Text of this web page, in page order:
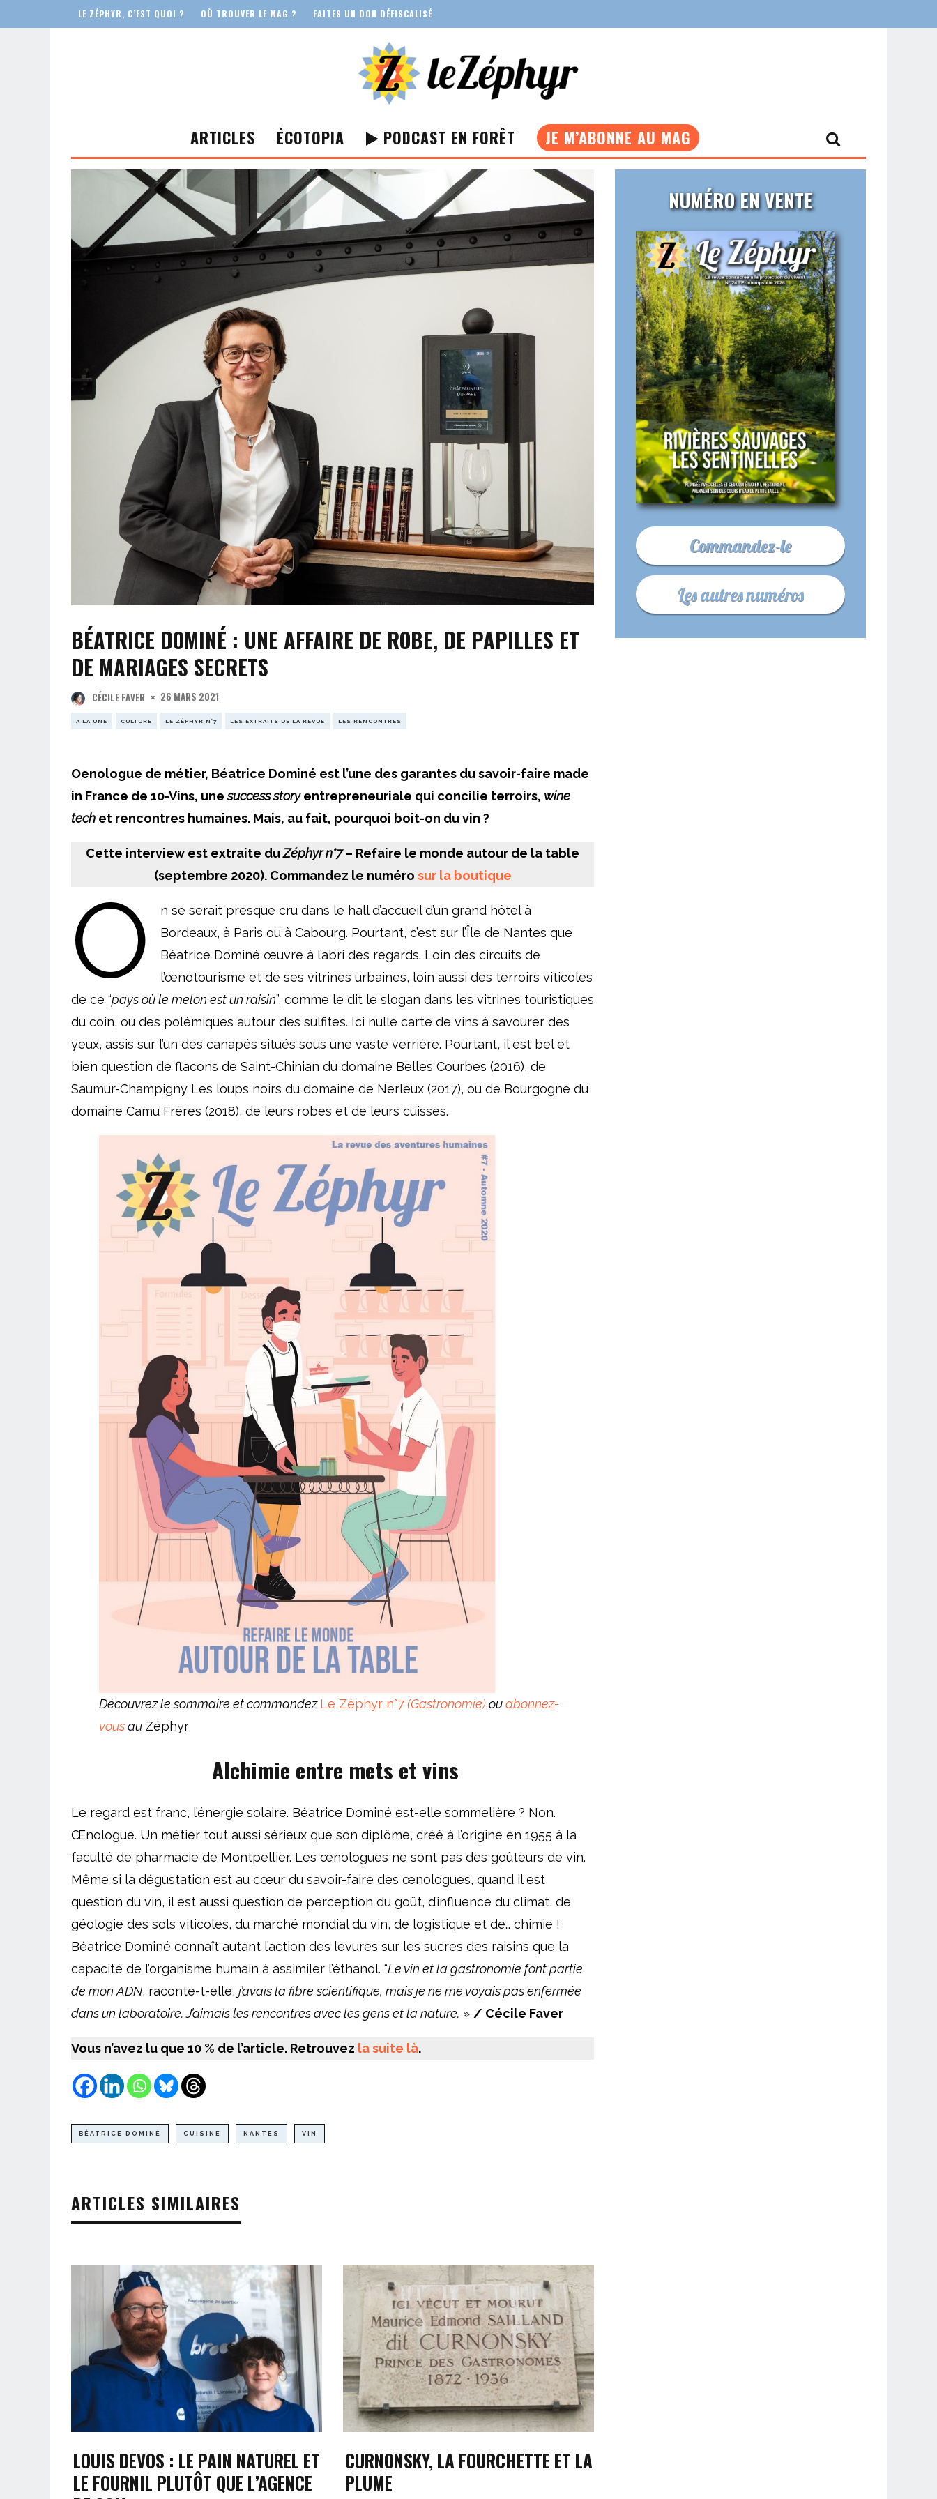
LE ZÉPHYR, C’EST QUOI ? OÙ TROUVER LE MAG ? FAITES UN DON DÉFISCALISÉ
ARTICLES ÉCOTOPIA PODCAST EN FORÊT JE M’ABONNE AU MAG
BÉATRICE DOMINÉ : UNE AFFAIRE DE ROBE, DE PAPILLES ET
DE MARIAGES SECRETS
CÉCILE FAVER 26 MARS 2021
A LA UNE CULTURE LE ZÉPHYR N°7 LES EXTRAITS DE LA REVUE LES RENCONTRES
Oenologue de métier, Béatrice Dominé est l’une des garantes du savoir-faire made
in France de 10-Vins, unesuccess storyentrepreneuriale qui concilie terroirs, wine
tech et rencontres humaines. Mais, au fait, pourquoi boit-on du vin ?
Cette interview est extraite duZéphyr n°7– Refaire le monde autour de la table
(septembre 2020). Commandez le numéro sur la boutique
O
n se serait presque cru dans le hall d’accueil d’un grand hôtel à
Bordeaux, à Paris ou à Cabourg. Pourtant, c’est sur l’Île de Nantes que
Béatrice Dominé œuvre à l’abri des regards. Loin des circuits de
l’œnotourisme et de ses vitrines urbaines, loin aussi des terroirs viticoles
de ce “pays où le melon est un raisin”, comme le dit le slogan dans les vitrines touristiques
du coin, ou des polémiques autour des sulfites. Ici nulle carte de vins à savourer des
yeux, assis sur l’un des canapés situés sous une vaste verrière. Pourtant, il est bel et
bien question de flacons de Saint-Chinian du domaine Belles Courbes (2016), de
Saumur-Champigny Les loups noirs du domaine de Nerleux (2017), ou de Bourgogne du
domaine Camu Frères (2018), de leurs robes et de leurs cuisses.
Découvrez le sommaire et commandezLe Zéphyr n°7(Gastronomie)ouabonnez-
vousau Zéphyr
Alchimie entre mets et vins
Le regard est franc, l’énergie solaire. Béatrice Dominé est-elle sommelière ? Non.
Œnologue. Un métier tout aussi sérieux que son diplôme, créé à l’origine en 1955 à la
faculté de pharmacie de Montpellier. Les œnologues ne sont pas des goûteurs de vin.
Même si la dégustation est au cœur du savoir-faire des œnologues, quand il est
question du vin, il est aussi question de perception du goût, d’influence du climat, de
géologie des sols viticoles, du marché mondial du vin, de logistique et de… chimie !
Béatrice Dominé connaît autant l’action des levures sur les sucres des raisins que la
capacité de l’organisme humain à assimiler l’éthanol. “Le vin et la gastronomie font partie
de mon ADN, raconte-t-elle, j’avais la fibre scientifique, mais je ne me voyais pas enfermée
dans un laboratoire. J’aimais les rencontres avec les gens et la nature. » / Cécile Faver
Vous n’avez lu que 10 % de l’article. Retrouvez la suite là.
BÉATRICE DOMINÉ CUISINE NANTES VIN
ARTICLES SIMILAIRES
LOUIS DEVOS : LE PAIN NATUREL ET
LE FOURNIL PLUTÔT QUE L’AGENCE
CURNONSKY, LA FOURCHETTE ET LA
PLUME
NUMÉRO EN VENTE
Commandez-le
Les autres numéros